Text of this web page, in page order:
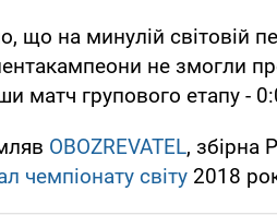
що на минулій світовій
не змогли
матч групового етапу -
OBOZREVATEL, збірна
чемпіонату світу 2018